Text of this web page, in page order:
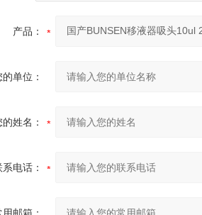
产品：
的单位：
的姓名：
系电话：